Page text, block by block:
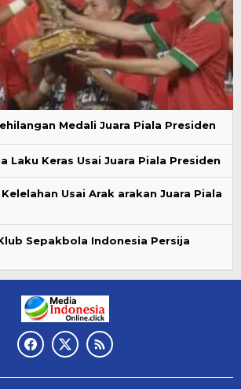
Medali Juara Piala Presiden
Laku Keras Usai Juara Piala Presiden
Usai Arak arakan Juara Piala
Sepakbola Indonesia Persija